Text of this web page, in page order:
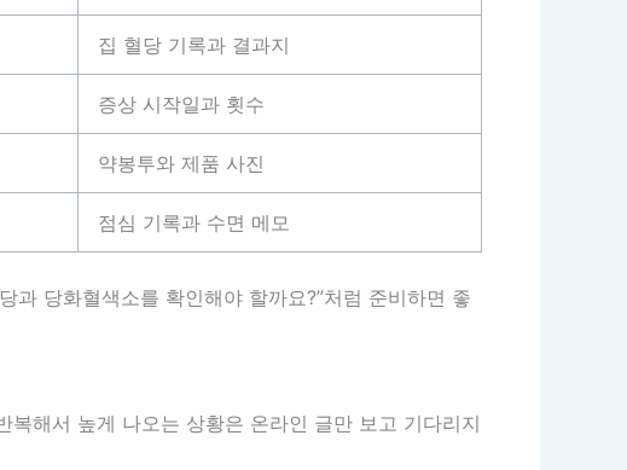
집 혈당 기록과 결과지
증상 시작일과 횟수
약봉투와 제품 사진
점심 기록과 수면 메모
과 당화혈색소를 확인해야 할까요?”처럼 준비하면 좋
해서 높게 나오는 상황은 온라인 글만 보고 기다리지